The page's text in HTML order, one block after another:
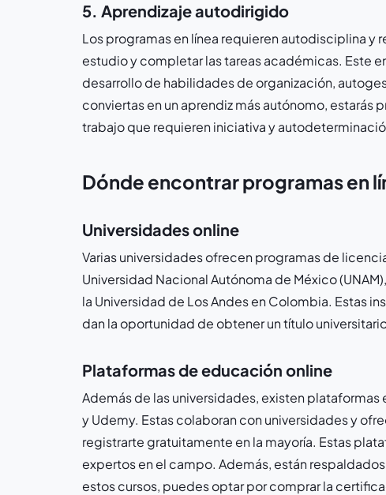
5. Aprendizaje autodirigido
Los programas en línea requieren autodisciplina
estudio y completar las tareas académicas. Este
desarrollo de habilidades de organización,
conviertas en un aprendiz más autónomo, estarás
trabajo que requieren iniciativa y
Dónde encontrar programas en
Universidades online
Varias universidades ofrecen programas de
Universidad Nacional Autónoma de México
la Universidad de Los Andes en Colombia. Estas
dan la oportunidad de obtener un título
Plataformas de educación online
Además de las universidades, existen plataformas
y Udemy. Estas colaboran con universidades y
registrarte gratuitamente en la mayoría. Estas
expertos en el campo. Además, están
estos cursos, puedes optar por comprar la